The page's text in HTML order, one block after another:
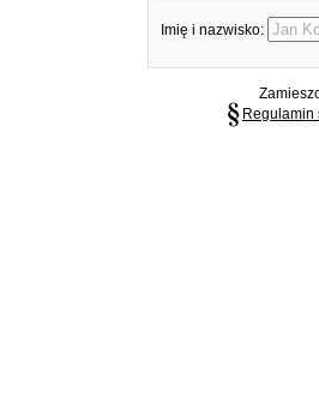
Imię i nazwisko:
Regulamin